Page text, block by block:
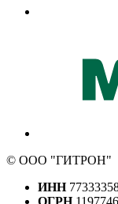
© ООО "ГИТРОН"
ИНН
ОГРН